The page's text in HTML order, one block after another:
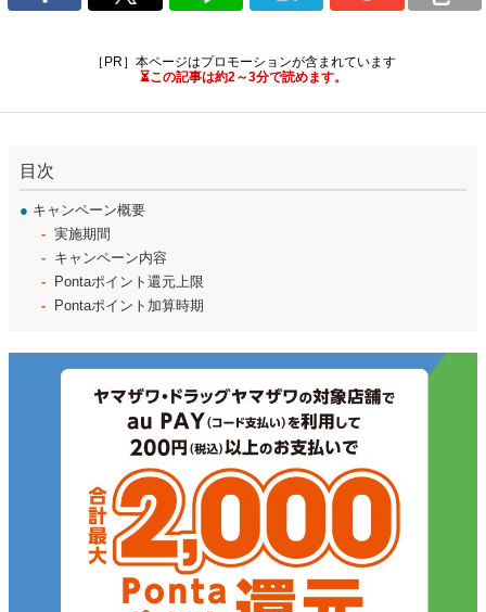
［PR］本ページはプロモーションが含まれています
⏳この記事は約2～3分で読めます。
目次
● キャンペーン概要
実施期間
キャンペーン内容
Pontaポイント還元上限
Pontaポイント加算時期